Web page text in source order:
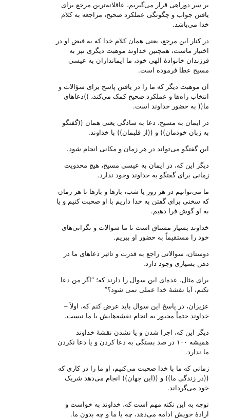
بر سر دوراهی قرار می‌‌گیریم، عاقلانه‌ترین مرجع برای
یافتن جواب و چگونگی عملکرد صحیح، مراجعه به کلام
خدا می‌‌باشد.
در کنار این مرجع، یعنی همان کلام خدا که به فیض او در
اختیار ماست، همچنین خداوند موهبت دیگری نیز به
فرزندان خانوادهٔ الهی خود، ما ایمانداران به عیسی
مسیح عطا فرموده است.
آن موهبت دیگر که ما را در یافتن پاسخ برای سؤالات و
انتخاب راه‌ها و عملکرد صحیح کمک می‌‌کند، ))دعاهای
ما(( به حضور خداوند است.
در ایمان به مسیح، دعا‌ به سادگی یعنی همان ((گفتگو
به زبان خودمان)) و ((از قلبمان)) با خداوند.
این گفتگو می‌‌تواند در هر زمان و مکانی انجام شود.
دیگر این که، در ایمان به عیسی مسیح، هیچ محدویت
زمانی برای گفتگو به خداوند وجود ندارد.
ما می‌‌توانیم در هر روز یا شب، بارها و بارها تا هر زمان
که سخنی برای گفتن به خدا داریم با او صحبت کنیم و یا
به او گوش فرا دهیم.
خداوند بسیار مشتاق است تا ما سوالات و نگرانی‌های
خود را مستقیماً به حضور او ببریم.
دوستان، سوالاتی راجع به قدرت و تاثیر دعاهای ما در
ذهن بسیاری وجود دارد.
برای مثال، عده‌ای این سوال را دارند که؛ “اگر من دعا‌
نکنم، آیا نقشهٔ خدا عملی نمی شود؟”
عزیزان، در پاسخ این سوال باید عرض کنم که، اولاً –
خداوند حتماً مجبور به انجام نقشه‌هایش با ما نیست.
دیگر این که، اجرا شدن و یا نشدن نقشهٔ خداوند
همیشه ۱۰۰ در صد بستگی به دعا‌ کردن و یا دعا‌ نکردن
ما ندارد.
زمانی که ما با خدا صحبت می‌‌کنیم، او ما را در کاری که
((در زندگی ما)) و ((این جهان)) انجام می‌‌دهد شریک
خود می‌‌گرداند.
توجه به این نکته مهم است که، خداوند به خواست و
ارادهٔ خویش ادامه می‌‌دهد، چه با ما و چه بدون ما.